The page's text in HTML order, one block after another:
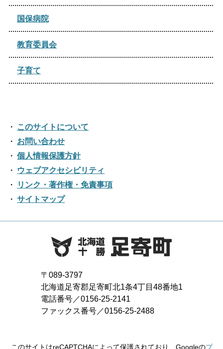
2024年02月
2021年05月
国保病院
教育委員会
子育て
このサイトについて
お問い合わせ
個人情報保護方針
ウェブアクセシビリティ
リンク・著作権・免責事項
サイトマップ
〒089-3797
北海道足寄郡足寄町北1条4丁目48番地1
電話番号／0156-25-2141
ファックス番号／0156-25-2488
このサイトはreCAPTCHAによって保護されており、Googleのプ